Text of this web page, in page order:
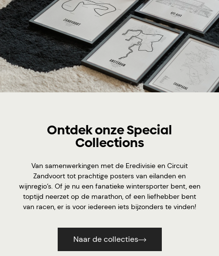
Ontdek onze Special
Collections
Van samenwerkingen met de Eredivisie en Circuit
Zandvoort tot prachtige posters van eilanden en
wijnregio’s. Of je nu een fanatieke wintersporter bent, een
toptijd neerzet op de marathon, of een liefhebber bent
van racen, er is voor iedereen iets bijzonders te vinden!
Naar de collecties